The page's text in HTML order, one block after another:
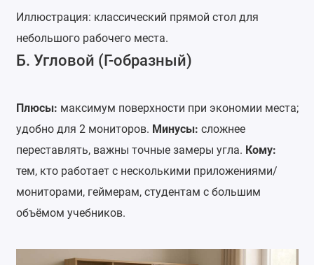
Иллюстрация: классический прямой стол для
небольшого рабочего места.
Б. Угловой (Г-образный)
Плюсы: максимум поверхности при экономии места;
удобно для 2 мониторов. Минусы: сложнее
переставлять, важны точные замеры угла. Кому:
тем, кто работает с несколькими приложениями/
мониторами, геймерам, студентам с большим
объёмом учебников.